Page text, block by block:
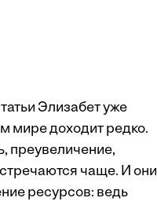
Элизабет уже
мире доходит редко.
преувеличение,
чаще. И они
ресурсов: ведь